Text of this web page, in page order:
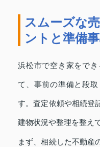
スムーズな
ントと準備
浜松市で空き家をで
て、事前の準備と段
す。査定依頼や相続登
建物状況や整理を整え
まず、相続した不動産